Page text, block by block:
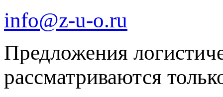
info@z-u-o.ru
Предложения
рассматриваются